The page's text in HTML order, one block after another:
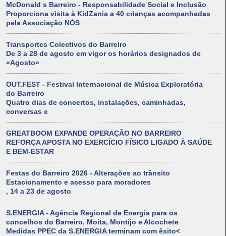
McDonald s Barreiro - Responsabilidade Social e Inclusão
Proporciona visita à KidZania a 40 crianças acompanhadas
pela Associação NÓS
Transportes Colectivos do Barreiro
De 3 a 28 de agosto em vigor os horários designados de
«Agosto»
OUT.FEST - Festival Internacional de Música Exploratória
do Barreiro
Quatro dias de concertos, instalações, caminhadas,
conversas e
GREATBOOM EXPANDE OPERAÇÃO NO BARREIRO
REFORÇA APOSTA NO EXERCÍCIO FÍSICO LIGADO À SAÚDE
E BEM-ESTAR
Festas do Barreiro 2026 - Alterações ao trânsito
Estacionamento e acesso para moradores
, 14 a 23 de agosto
S.ENERGIA - Agência Regional de Energia para os
concelhos do Barreiro, Moita, Montijo e Alcochete
Medidas PPEC da S.ENERGIA terminam com êxito<